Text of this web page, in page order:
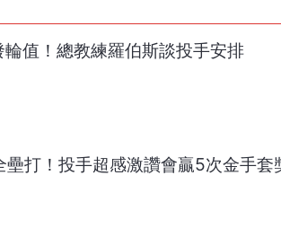
值！總教練羅伯斯談投手安排
打！投手超感激讚會贏5次金手套